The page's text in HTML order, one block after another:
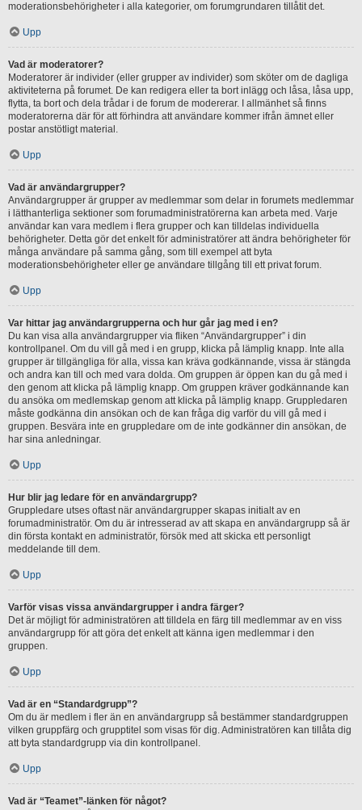
moderationsbehörigheter i alla kategorier, om forumgrundaren tillåtit det.
Upp
Vad är moderatorer?
Moderatorer är individer (eller grupper av individer) som sköter om de dagliga
aktiviteterna på forumet. De kan redigera eller ta bort inlägg och låsa, låsa upp,
flytta, ta bort och dela trådar i de forum de modererar. I allmänhet så finns
moderatorerna där för att förhindra att användare kommer ifrån ämnet eller
postar anstötligt material.
Upp
Vad är användargrupper?
Användargrupper är grupper av medlemmar som delar in forumets medlemmar
i lätthanterliga sektioner som forumadministratörerna kan arbeta med. Varje
användar kan vara medlem i flera grupper och kan tilldelas individuella
behörigheter. Detta gör det enkelt för administratörer att ändra behörigheter för
många användare på samma gång, som till exempel att byta
moderationsbehörigheter eller ge användare tillgång till ett privat forum.
Upp
Var hittar jag användargrupperna och hur går jag med i en?
Du kan visa alla användargrupper via fliken “Användargrupper” i din
kontrollpanel. Om du vill gå med i en grupp, klicka på lämplig knapp. Inte alla
grupper är tillgängliga för alla, vissa kan kräva godkännande, vissa är stängda
och andra kan till och med vara dolda. Om gruppen är öppen kan du gå med i
den genom att klicka på lämplig knapp. Om gruppen kräver godkännande kan
du ansöka om medlemskap genom att klicka på lämplig knapp. Gruppledaren
måste godkänna din ansökan och de kan fråga dig varför du vill gå med i
gruppen. Besvära inte en gruppledare om de inte godkänner din ansökan, de
har sina anledningar.
Upp
Hur blir jag ledare för en användargrupp?
Gruppledare utses oftast när användargrupper skapas initialt av en
forumadministratör. Om du är intresserad av att skapa en användargrupp så är
din första kontakt en administratör, försök med att skicka ett personligt
meddelande till dem.
Upp
Varför visas vissa användargrupper i andra färger?
Det är möjligt för administratören att tilldela en färg till medlemmar av en viss
användargrupp för att göra det enkelt att känna igen medlemmar i den
gruppen.
Upp
Vad är en “Standardgrupp”?
Om du är medlem i fler än en användargrupp så bestämmer standardgruppen
vilken gruppfärg och grupptitel som visas för dig. Administratören kan tillåta dig
att byta standardgrupp via din kontrollpanel.
Upp
Vad är “Teamet”-länken för något?